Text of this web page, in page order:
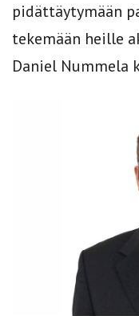
pidättäytymään
tekemään heille
Daniel Nummela